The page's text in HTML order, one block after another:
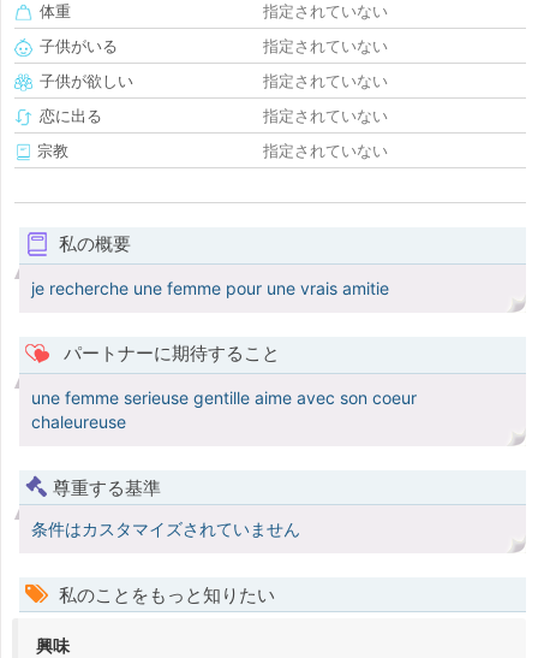
体重
指定されていない
子供がいる
指定されていない
子供が欲しい
指定されていない
恋に出る
指定されていない
宗教
指定されていない
私の概要
je recherche une femme pour une vrais amitie
パートナーに期待すること
une femme serieuse gentille aime avec son coeur
chaleureuse
尊重する基準
条件はカスタマイズされていません
私のことをもっと知りたい
興味